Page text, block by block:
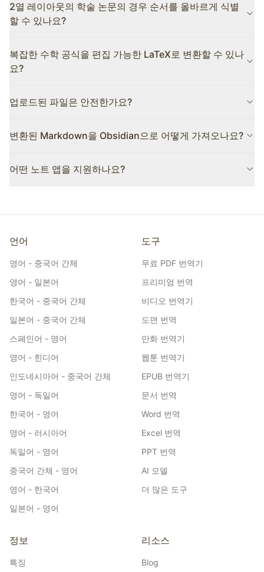
Markdown에서 해당 참조 링크를 생성합니다. 또한 이미지에 대한
대체 설명 생성도 지원합니다.
2열 레이아웃의 학술 논문의 경우 순서를 올바르게 식별
할 수 있나요?
중 열 레이아웃을 정확하게 식별하고 콘텐츠를 사람이 읽는 순서로
재구성합니다.
복잡한 수학 공식을 편집 가능한 LaTeX로 변환할 수 있나
요?
수학 표현식을 높은 정밀도로 표준 LaTeX 형식으로 변환할 수 있습
업로드된 파일은 안전한가요?
용되며 개인정보 보호정책을 엄격히 준수하여 처리가 완료된 후 24
변환된 Markdown을 Obsidian으로 어떻게 가져오나요?
끌어다 놓기만 하면 됩니다. LaTeX 수식은 Obsidian 내장 MathJax
다.
어떤 노트 앱을 지원하나요?
다. Obsidian과 Logseq는 LaTeX 수식 렌더링이 가장 완벽하며,
으로 수식 블록으로 변환 가능).
언어
영어 - 중국어 간체
영어 - 일본어
한국어 - 중국어 간체
일본어 - 중국어 간체
스페인어 - 영어
영어 - 힌디어
인도네시아어 - 중국어 간체
영어 - 독일어
한국어 - 영어
영어 - 러시아어
독일어 - 영어
중국어 간체 - 영어
영어 - 한국어
일본어 - 영어
도구
무료 PDF 번역기
프리미엄 번역
비디오 번역기
도면 번역
만화 번역기
웹툰 번역기
EPUB 번역기
문서 번역
Word 번역
Excel 번역
PPT 번역
AI 모델
더 많은 도구
정보
특징
리소스
Blog